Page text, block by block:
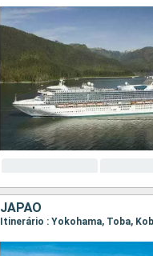
JAPÃO